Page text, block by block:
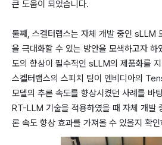
큰 도움이 되었습니다.
둘째, 스켈터랩스는 자체 개발 중인 sLLM
을 극대화할 수 있는 방안을 모색하고자 하
도의 향상이 필수적인 sLLM의 제품화를
스켈터랩스의 스피치 팀이 엔비디아의
모델의 추론 속도를 향상시켰던 사례를
RT-LLM 기술을 적용하였을 때 자체 개발
론 속도 향상 효과를 가져올 수 있을지 확